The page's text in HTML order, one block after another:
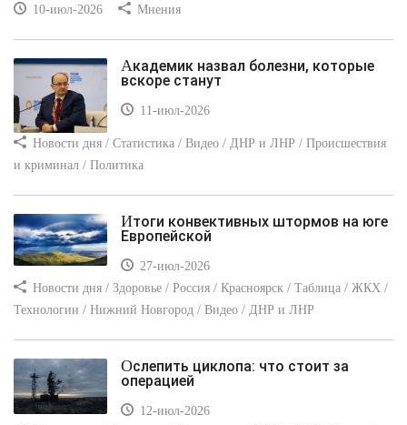
10-июл-2026 Мнения
Академик назвал болезни, которые
вскоре станут
11-июл-2026
Новости дня / Статистика / Видео / ДНР и ЛНР / Происшествия
и криминал / Политика
Итоги конвективных штормов на юге
Европейской
27-июл-2026
Новости дня / Здоровье / Россия / Красноярск / Таблица / ЖКХ /
Технологии / Нижний Новгород / Видео / ДНР и ЛНР
Ослепить циклопа: что стоит за
операцией
12-июл-2026